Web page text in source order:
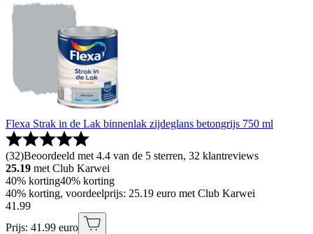
Flexa Strak in de Lak binnenlak zijdeglans betongrijs 750 ml
(32)Beoordeeld met 4.4 van de 5 sterren, 32 klantreviews
25.19 met Club Karwei
40% korting40% korting
40% korting, voordeelprijs: 25.19 euro met Club Karwei
41 .99
Prijs: 41.99 euro